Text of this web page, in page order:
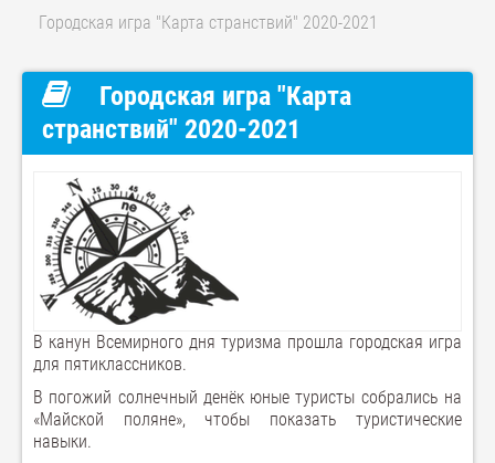
Городская игра "Карта странствий" 2020-2021
Городская игра "Карта
странствий" 2020-2021
В канун Всемирного дня туризма прошла городская игра
для пятиклассников.
В погожий солнечный денёк юные туристы собрались на
«Майской поляне», чтобы показать туристические
навыки.